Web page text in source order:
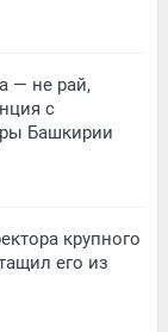
— не рай,
с
Башкирии
крупного
его из